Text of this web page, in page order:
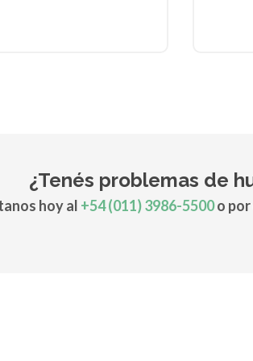
¿Tenés problemas de
hoy al +54 (011) 3986-5500o por